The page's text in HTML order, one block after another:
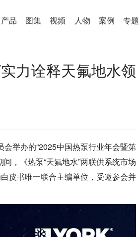
产品 图集 视频 人物 案例 专题
力诠释天氟地水领
举办的“2025中国热泵行业年会暨第
，《热泵“天氟地水”两联供系统市场
皮书唯一联合主编单位，受邀参会并